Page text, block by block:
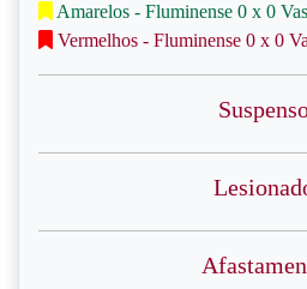
Amarelos - Fluminense 0 x 0
Vermelhos - Fluminense 0 x 0